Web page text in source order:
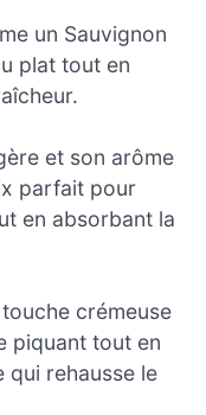
un Sauvignon
plat tout en
et son arôme
parfait pour
en absorbant la
crémeuse
piquant tout en
qui rehausse le